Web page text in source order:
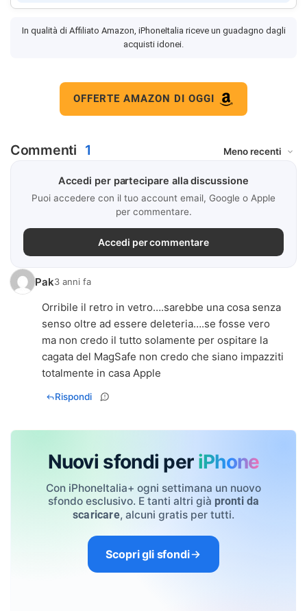
In qualità di Affiliato Amazon, iPhoneItalia riceve un guadagno dagli
acquisti idonei.
OFFERTE AMAZON DI OGGI
Commenti 1
Accedi per partecipare alla discussione
Puoi accedere con il tuo account email, Google o Apple
per commentare.
Accedi per commentare
Pak3 anni fa
Orribile il retro in vetro….sarebbe una cosa senza
senso oltre ad essere deleteria….se fosse vero
ma non credo il tutto solamente per ospitare la
cagata del MagSafe non credo che siano impazziti
totalmente in casa Apple
Rispondi
Nuovi sfondi per iPhone
Con iPhoneItalia+ ogni settimana un nuovo
sfondo esclusivo. E tanti altri già pronti da
scaricare, alcuni gratis per tutti.
Scopri gli sfondi